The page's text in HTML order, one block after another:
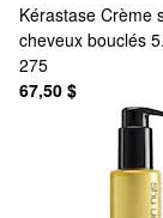
Kérastase Crème
cheveux bouclés
275
67,50 $